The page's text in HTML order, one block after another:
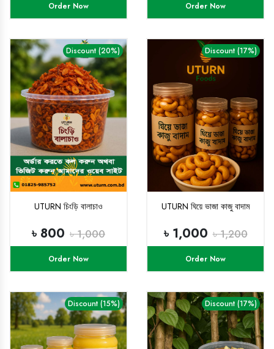
Order Now Order Now
Discount (20%)
UTURN চিংড়ি বালাচাও
৳ 800 ৳ 1,000
Order Now
Discount (17%)
UTURN ঘিয়ে ভাজা কাজু বাদাম
৳ 1,000 ৳ 1,200
Order Now
Discount (15%) Discount (17%)